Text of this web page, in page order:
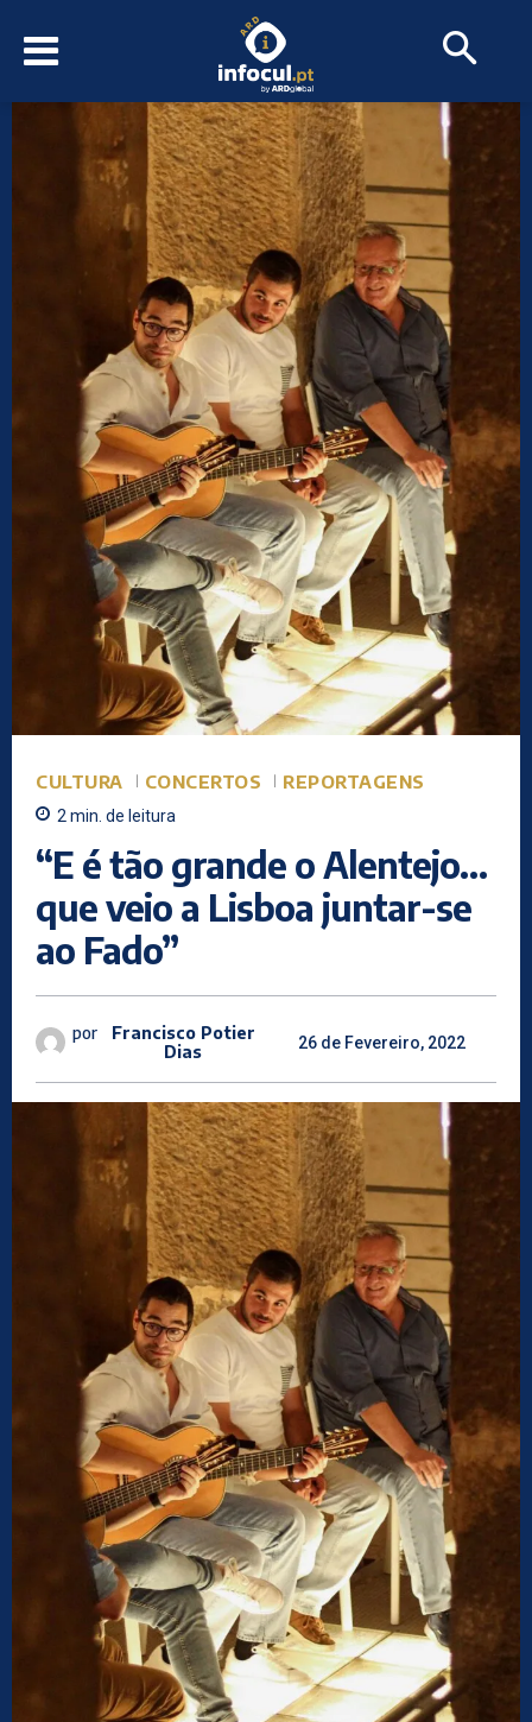
CULTURA CONCERTOS REPORTAGENS
2min. de leitura
“E é tão grande o Alentejo…
que veio a Lisboa juntar-se
ao Fado”
por
Francisco Potier
Dias
26 de Fevereiro, 2022